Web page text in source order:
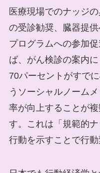
医療現場でのナッジ
の受診勧奨、臓器提
プログラムへの参加
ば、がん検診の案内
70パーセントがすで
うソーシャルノーム
率が向上することが
す。これは「規範的
行動を示すことで行動